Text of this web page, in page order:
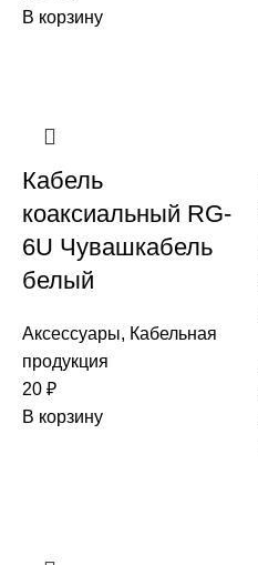
В корзину
Кабель
коаксиальный RG-
6U Чувашкабель
белый
Аксессуары, Кабельная
продукция
20 ₽
В корзину